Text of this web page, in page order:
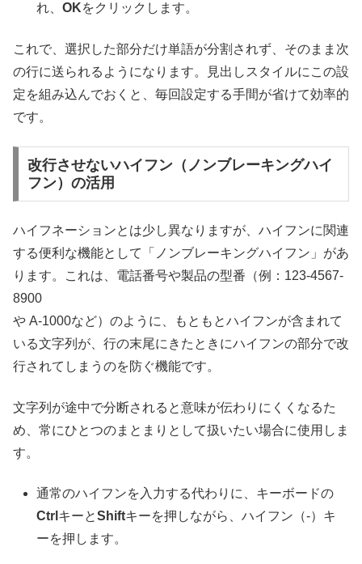
れ、OKをクリックします。
これで、選択した部分だけ単語が分割されず、そのまま次
の行に送られるようになります。見出しスタイルにこの設
定を組み込んでおくと、毎回設定する手間が省けて効率的
です。
改行させないハイフン（ノンブレーキングハイ
フン）の活用
ハイフネーションとは少し異なりますが、ハイフンに関連
する便利な機能として「ノンブレーキングハイフン」があ
ります。これは、電話番号や製品の型番（例：123-4567-
8900
や A-1000など）のように、もともとハイフンが含まれて
いる文字列が、行の末尾にきたときにハイフンの部分で改
行されてしまうのを防ぐ機能です。
文字列が途中で分断されると意味が伝わりにくくなるた
め、常にひとつのまとまりとして扱いたい場合に使用しま
す。
通常のハイフンを入力する代わりに、キーボードの
Ctrl キーとShiftキーを押しながら、ハイフン（-）キ
ーを押します。